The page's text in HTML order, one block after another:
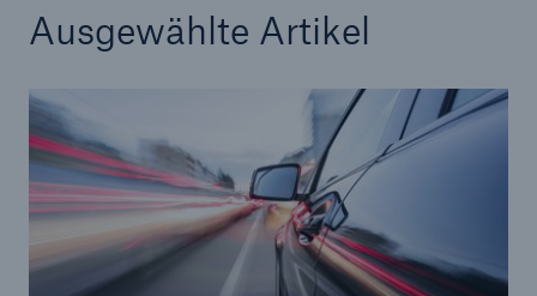
Ausgewählte Artikel
Marine Trend Radar 2025